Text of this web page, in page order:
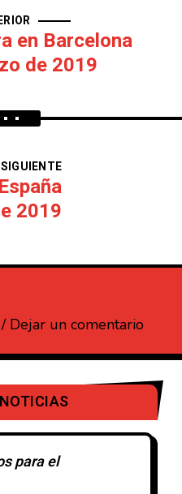
en Barcelona
de 2019
2019
Dejar un comentario
para el